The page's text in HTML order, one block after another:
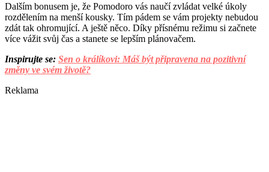
Dalším bonusem je, že Pomodoro vás naučí zvládat velké úkoly
rozdělením na menší kousky. Tím pádem se vám projekty nebudou
zdát tak ohromující. A ještě něco. Díky přísnému režimu si začnete
více vážit svůj čas a stanete se lepším plánovačem.
Inspirujte se: Sen o králíkovi: Máš být připravena na pozitivní
změny ve svém životě?
Reklama